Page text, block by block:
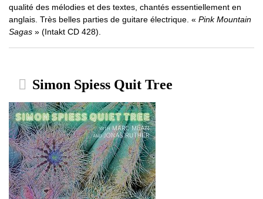
qualité des mélodies et des textes, chantés essentiellement en
anglais. Très belles parties de guitare électrique. « Pink Mountain
Sagas » (Intakt CD 428).
Simon Spiess Quit Tree